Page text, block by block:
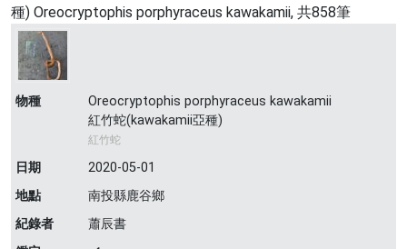
種) Oreocryptophis porphyraceus kawakamii, 共858筆
物種
Oreocryptophis porphyraceus kawakamii
紅竹蛇(kawakamii亞種)
紅竹蛇
日期
2020-05-01
地點
南投縣鹿谷鄉
紀錄者
蕭辰書